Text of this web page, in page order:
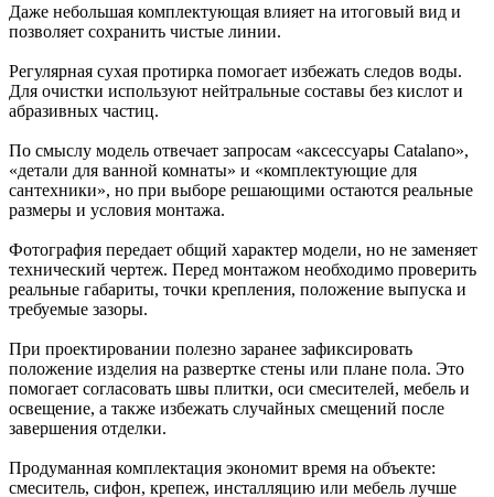
Даже небольшая комплектующая влияет на итоговый вид и
позволяет сохранить чистые линии.
Регулярная сухая протирка помогает избежать следов воды.
Для очистки используют нейтральные составы без кислот и
абразивных частиц.
По смыслу модель отвечает запросам «аксессуары Catalano»,
«детали для ванной комнаты» и «комплектующие для
сантехники», но при выборе решающими остаются реальные
размеры и условия монтажа.
Фотография передает общий характер модели, но не заменяет
технический чертеж. Перед монтажом необходимо проверить
реальные габариты, точки крепления, положение выпуска и
требуемые зазоры.
При проектировании полезно заранее зафиксировать
положение изделия на развертке стены или плане пола. Это
помогает согласовать швы плитки, оси смесителей, мебель и
освещение, а также избежать случайных смещений после
завершения отделки.
Продуманная комплектация экономит время на объекте:
смеситель, сифон, крепеж, инсталляцию или мебель лучше